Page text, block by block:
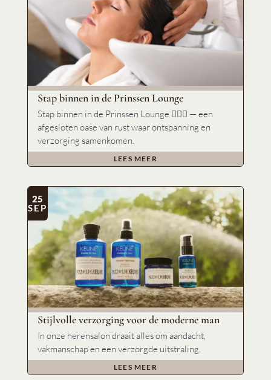
Stap binnen in de Prinssen Lounge
Stap binnen in de Prinssen Lounge 🧘🏼‍♀️ — een
afgesloten oase van rust waar ontspanning en
verzorging samenkomen.
LEES MEER
25
SEP
Stijlvolle verzorging voor de moderne man
In onze herensalon draait alles om aandacht,
vakmanschap en een verzorgde uitstraling.
LEES MEER